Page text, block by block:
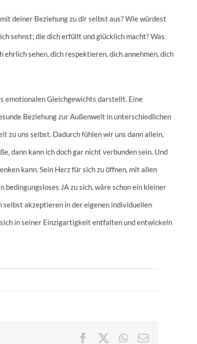
deiner Beziehung zu dir selbst aus? Wie würdest
sehnst; die dich erfüllt und glücklich macht? Was
ehrlich sehen, dich respektieren, dich annehmen, dich
emotionalen Gleichgewichts darstellt. Eine
Beziehung zur Außenwelt in unterschiedlichen
zu uns selbst. Dadurch fühlen wir uns dann allein,
dann kann ich doch gar nicht verbunden sein. Und
kann. Sein Herz für sich zu öffnen, mit allen
JA zu sich, wäre schon ein kleiner
akzeptieren in der eigenen individuellen
in seiner Einzigartigkeit entfalten und entwickeln
FacebookWhatsApp
E-